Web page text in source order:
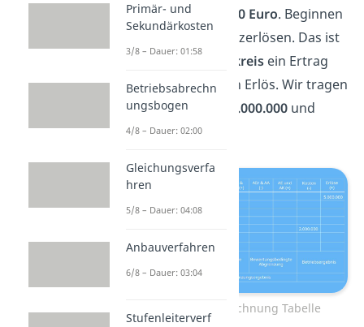
Höhe von2.000.000 Euro. Beginnen
wir mit den Umsatzerlösen. Das ist
im
ersten Rechenkreisein Ertrag
und im zweiten ein Erlös. Wir tragen
also ein:Erträge 5.000.000und
Erlöse 5.000.000
Abgrenzungsrechnung Tabelle
Primär- und
Sekundärkosten
3/8 – Dauer: 01:58
Betriebsabrechn
ungsbogen
4/8 – Dauer: 02:00
Gleichungsverfa
hren
5/8 – Dauer: 04:08
Anbauverfahren
6/8 – Dauer: 03:04
Stufenleiterverf